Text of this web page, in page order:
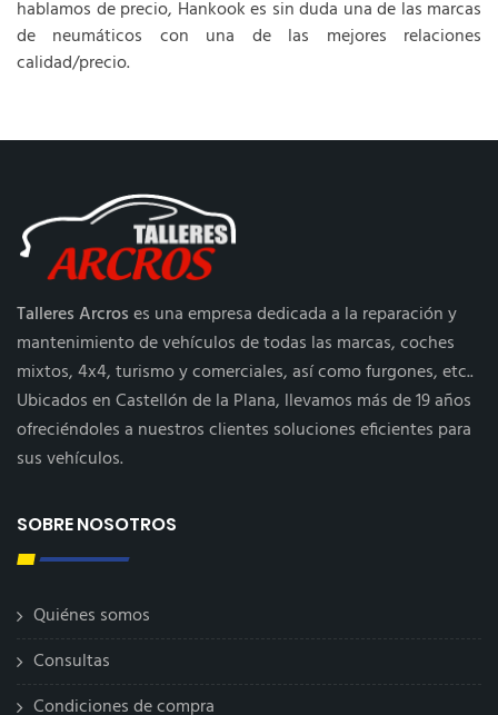
hablamos de precio, Hankook es sin duda una de las marcas
de neumáticos con una de las mejores relaciones
calidad/precio.
Talleres Arcroses una empresa dedicada a la reparación y
mantenimiento de vehículos de todas las marcas, coches
mixtos, 4x4, turismo y comerciales, así como furgones, etc..
Ubicados en Castellón de la Plana, llevamos más de 19 años
ofreciéndoles a nuestros clientes soluciones eficientes para
sus vehículos.
SOBRE NOSOTROS
Quiénes somos
Consultas
Condiciones de compra